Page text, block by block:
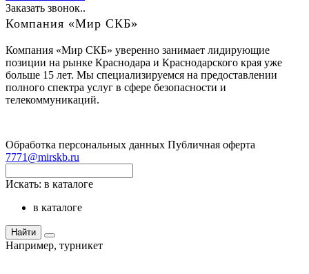
Заказать звонок..
Компания «Мир СКБ»
Компания «Мир СКБ» уверенно занимает лидирующие
позиции на рынке Краснодара и Краснодарского края уже
больше 15 лет. Мы специализируемся на предоставлении
полного спектра услуг в сфере безопасности и
телекоммуникаций.
Обработка персональных данных Публичная оферта
7771@mirskb.ru
Искать: в каталоге
в каталоге
Найти
Например, турникет